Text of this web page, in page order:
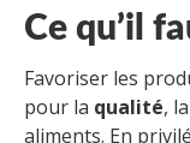
Ce qu’il
Favoriser les
pour la qualité, la
aliments. En